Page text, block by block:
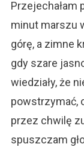
Przejechałam
minut marszu
górę, a zimne
gdy szare
wiedziały, że
powstrzymać,
przez chwilę
spuszczam